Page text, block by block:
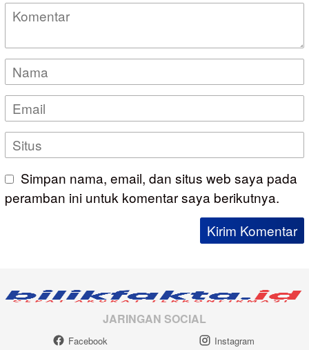
Simpan nama, email, dan situs web saya pada
peramban ini untuk komentar saya berikutnya.
JARINGAN SOCIAL
Facebook Instagram